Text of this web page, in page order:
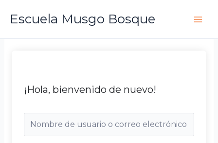
Escuela Musgo Bosque
¡Hola, bienvenido de nuevo!